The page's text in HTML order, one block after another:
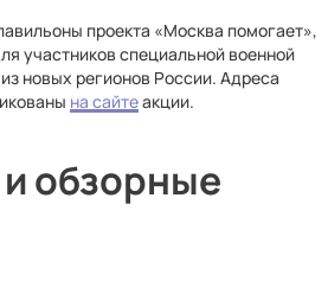
проекта «Москва помогает»,
участников специальной военной
новых регионов России. Адреса
на сайтеакции.
обзорные